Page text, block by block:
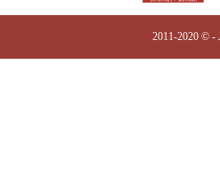
2011-2020 © -